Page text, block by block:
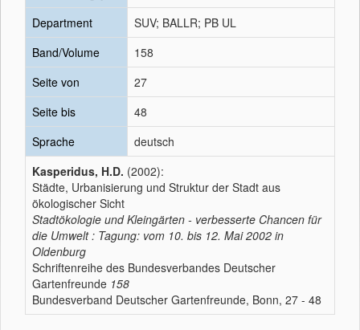
Department
SUV; BALLR; PB UL
Band/Volume
158
Seite von
27
Seite bis
48
Sprache
deutsch
Kasperidus, H.D. (2002):
Städte, Urbanisierung und Struktur der Stadt aus
ökologischer Sicht
Stadtökologie und Kleingärten - verbesserte Chancen für
die Umwelt : Tagung: vom 10. bis 12. Mai 2002 in
Oldenburg
Schriftenreihe des Bundesverbandes Deutscher
Gartenfreunde 158
Bundesverband Deutscher Gartenfreunde, Bonn, 27 - 48